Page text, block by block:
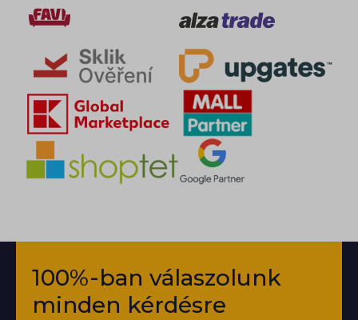
100%-ban válaszolunk
minden kérdésre